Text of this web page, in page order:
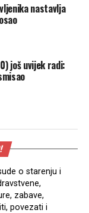
nastavlja
još uvijek radi:
o starenju i
zabave,
povezati i